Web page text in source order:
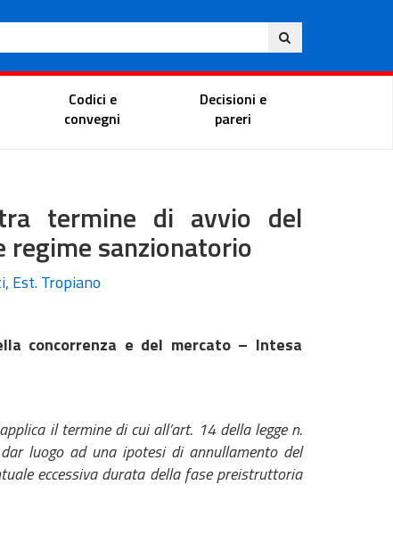
Eng
Magistrate Portal
Codici e
convegni
Decisioni e
pareri
termine di avvio del
regime sanzionatorio
Est. Tropiano
concorrenza e del mercato – Intesa
il termine di cui all’art. 14 della legge n.
luogo ad una ipotesi di annullamento del
eccessiva durata della fase preistruttoria